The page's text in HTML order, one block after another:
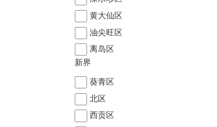
黄大仙区
油尖旺区
离岛区
新界
葵青区
北区
西贡区